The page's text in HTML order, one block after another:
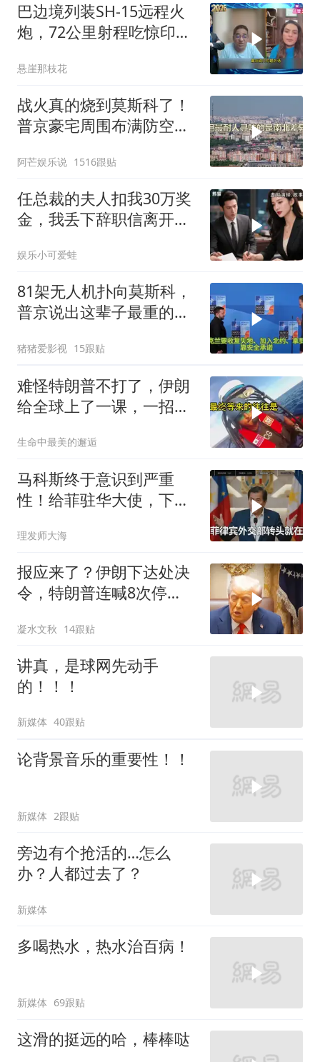
巴边境列装SH-15远程火
炮，72公里射程吃惊印度
悬崖那枝花
战火真的烧到莫斯科了！
普京豪宅周围布满防空
阿芒娱乐说 1516跟贴
任总裁的夫人扣我30万奖
金，我丢下辞职信离开，
你签约
娱乐小可爱蛙
81架无人机扑向莫斯科，
普京说出这辈子最重的一
猪猪爱影视 15跟贴
难怪特朗普不打了，伊朗
给全球上了一课，一招吃
生命中最美的邂逅
马科斯终于意识到严重
性！给菲驻华大使，下达
理发师大海
报应来了？伊朗下达处决
令，特朗普连喊8次停
凝水文秋 14跟贴
讲真，是球网先动手
的！！！
新媒体 40跟贴
论背景音乐的重要性！！
新媒体 2跟贴
旁边有个抢活的…怎么
办？人都过去了？
新媒体
多喝热水，热水治百病！
新媒体 69跟贴
这滑的挺远的哈，棒棒哒